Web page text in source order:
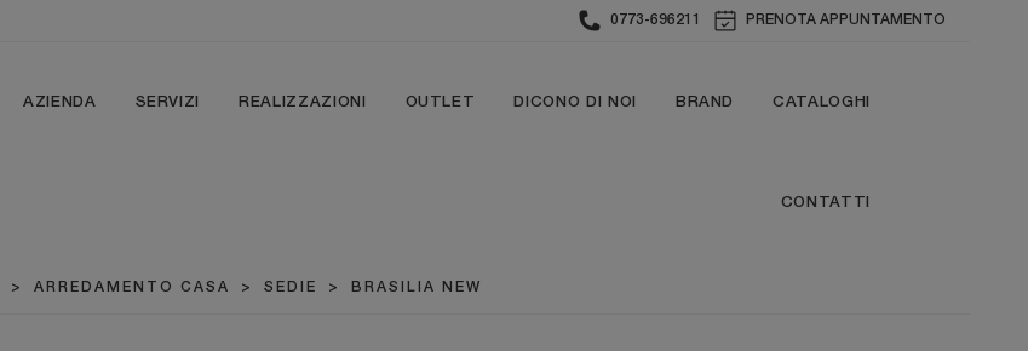
0773-696211 PRENOTA APPUNTAMENTO
AZIENDA SERVIZI REALIZZAZIONI OUTLET DICONO DI NOI BRAND CATALOGHI
CONTATTI
> ARREDAMENTO CASA > SEDIE > BRASILIA NEW